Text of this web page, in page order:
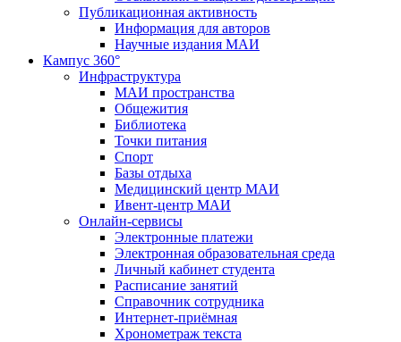
Публикационная активность
Информация для авторов
Научные издания МАИ
Кампус 360°
Инфраструктура
МАИ пространства
Общежития
Библиотека
Точки питания
Спорт
Базы отдыха
Медицинский центр МАИ
Ивент-центр МАИ
Онлайн-сервисы
Электронные платежи
Электронная образовательная среда
Личный кабинет студента
Расписание занятий
Справочник сотрудника
Интернет-приёмная
Хронометраж текста